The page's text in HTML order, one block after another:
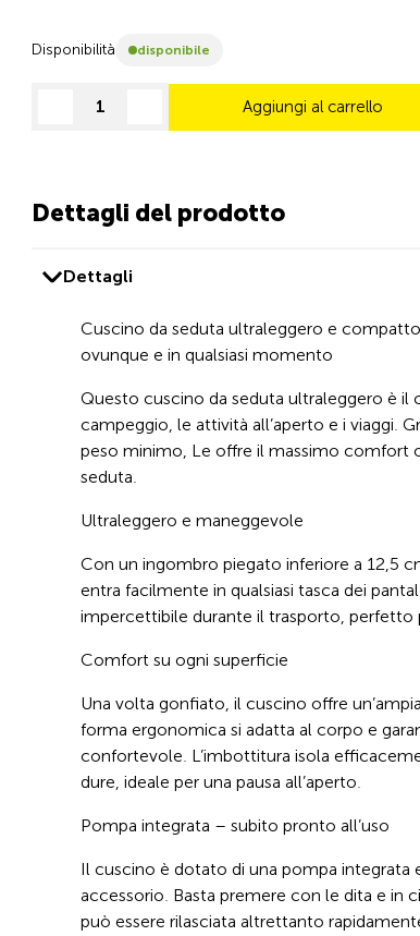
Disponibilità disponibile
decrease quantityincrease quantity
Aggiungi al carrello
Dettagli del prodotto
Dettagli
Cuscino da seduta ultraleggero e
ovunque e in qualsiasi momento
Questo cuscino da seduta ultraleggero è il
campeggio, le attività all’aperto e i viaggi.
peso minimo, Le offre il massimo comfort
seduta.
Ultraleggero e maneggevole
Con un ingombro piegato inferiore a 12,5
entra facilmente in qualsiasi tasca dei
impercettibile durante il trasporto, perfetto
Comfort su ogni superficie
Una volta gonfiato, il cuscino offre
forma ergonomica si adatta al corpo e
confortevole. L’imbottitura isola
dure, ideale per una pausa all’aperto.
Pompa integrata – subito pronto all’uso
Il cuscino è dotato di una pompa integrata
accessorio. Basta premere con le dita e in
può essere rilasciata altrettanto